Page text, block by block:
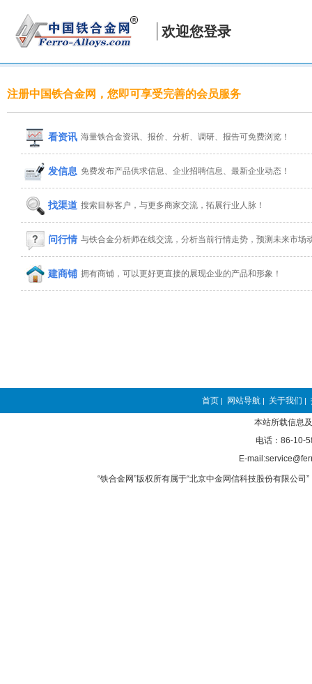
欢迎您登录
注册中国铁合金网，您即可享受完善的会员服务
看资讯 海量铁合金资讯、报价、分析、调研、报告可免费浏览！
发信息 免费发布产品供求信息、企业招聘信息、最新企业动态！
找渠道 搜索目标客户，与更多商家交流，拓展行业人脉！
问行情 与铁合金分析师在线交流，分析当前行情走势，预测未来市场
建商铺 拥有商铺，可以更好更直接的展现企业的产品和形象！
首页 | 网站导航 | 关于我们 |
本站所载信息
电话：86-10-
E-
“铁合金网”版权所有属于“北京中金网信科技股份有限公司